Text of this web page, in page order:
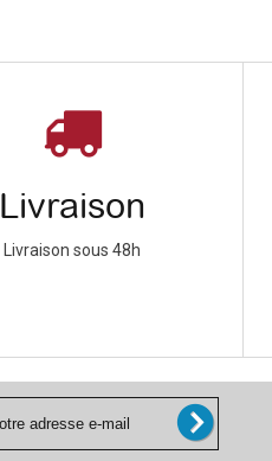
Livraison
Livraison sous 48h